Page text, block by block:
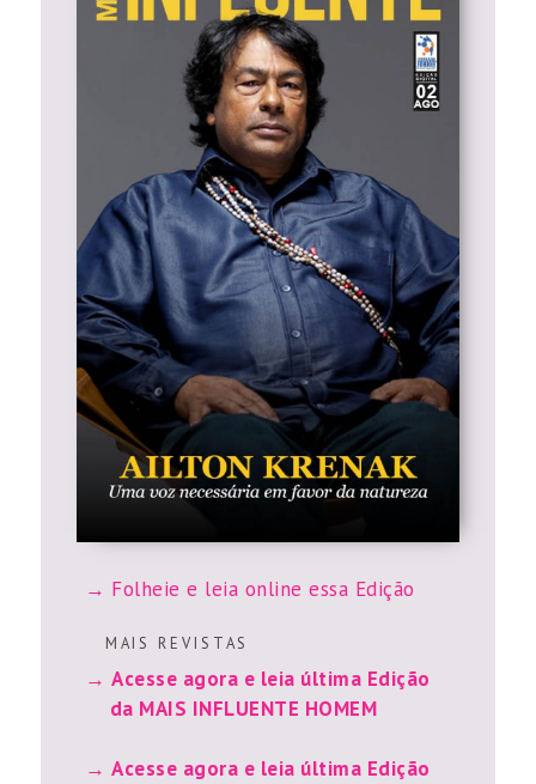
Folheie e leia online essa Edição
M A I S R E V I S T A S
Acesse agora e leia última Edição
da MAIS INFLUENTE HOMEM
Acesse agora e leia última Edição